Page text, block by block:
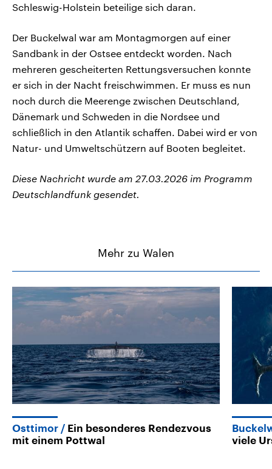
Schleswig-Holstein beteilige sich daran.
Der Buckelwal war am Montagmorgen auf einer
Sandbank in der Ostsee entdeckt worden. Nach
mehreren gescheiterten Rettungsversuchen konnte
er sich in der Nacht freischwimmen. Er muss es nun
noch durch die Meerenge zwischen Deutschland,
Dänemark und Schweden in die Nordsee und
schließlich in den Atlantik schaffen. Dabei wird er von
Natur- und Umweltschützern auf Booten begleitet.
Diese Nachricht wurde am 27.03.2026 im Programm
Deutschlandfunk gesendet.
Mehr zu Walen
Osttimor
Ein besonderes Rendezvous
mit einem Pottwal
viele